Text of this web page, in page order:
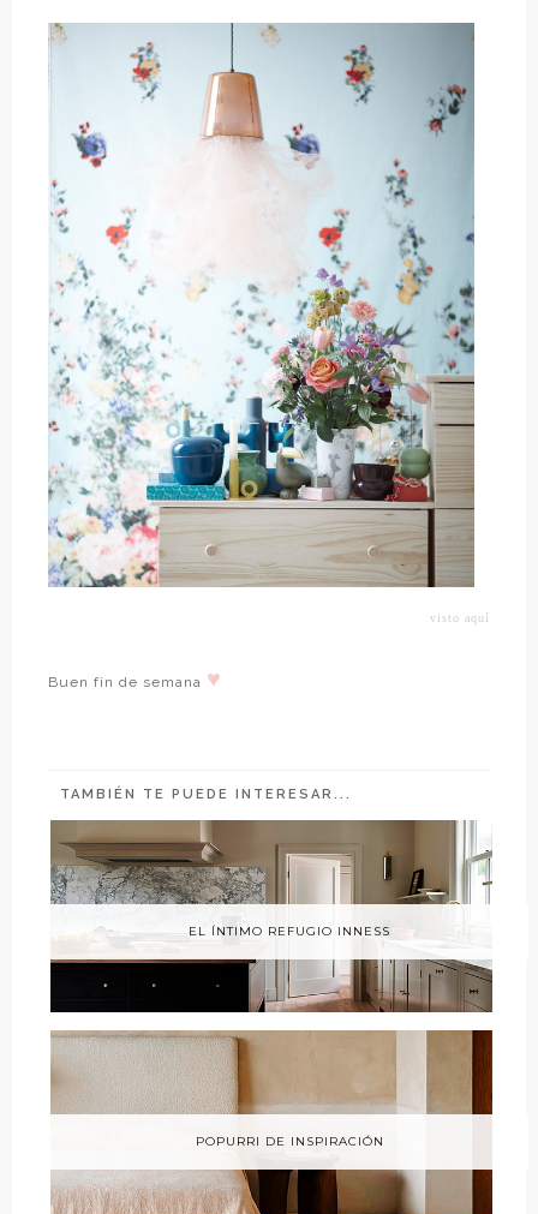
visto aquí
Buen fin de semana ♥
TAMBIÉN TE PUEDE INTERESAR...
EL ÍNTIMO REFUGIO INNESS
POPURRI DE INSPIRACIÓN